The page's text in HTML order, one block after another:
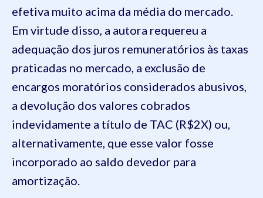
efetiva muito acima da média do mercado.
Em virtude disso, a autora requereu a
adequação dos juros remuneratórios às taxas
praticadas no mercado, a exclusão de
encargos moratórios considerados abusivos,
a devolução dos valores cobrados
indevidamente a título de TAC (R$2X) ou,
alternativamente, que esse valor fosse
incorporado ao saldo devedor para
amortização.